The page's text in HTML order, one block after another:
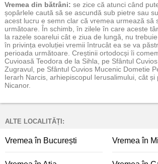
Vremea din bătrâni: se zice că atunci când
șopârlele caută să se ascundă sub pietre sau
acest lucru e semn clar că vremea urmează să
următoare. În schimb, în zilele în care aceste
la razele soarelui cât e ziua de lungă, nu
în privința evoluției vremii întrucât ea se va
perioada următoare. Creștinii ortodocși îi
Cuvioasă Teodora de la Sihla, pe Sfântul
Zugravul, pe Sfântul Cuvios Mucenic Dometie
Ierarh Narcis, arhiepiscopul Ierusalimului, cât și
Nicanor.
ALTE LOCALITĂȚI:
Vremea în București Vremea în